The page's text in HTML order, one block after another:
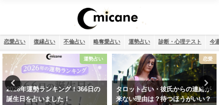
恋愛占い 復縁占い 不倫占い 略奪愛占い 運勢占い 診断・心理テスト 今
恋愛
タロット占い・彼氏からの連絡が
来ない理由は？待つほうがいい？
恋愛
タロット占い・恋人はいつでき
る？彼氏はいつできるのか診断し